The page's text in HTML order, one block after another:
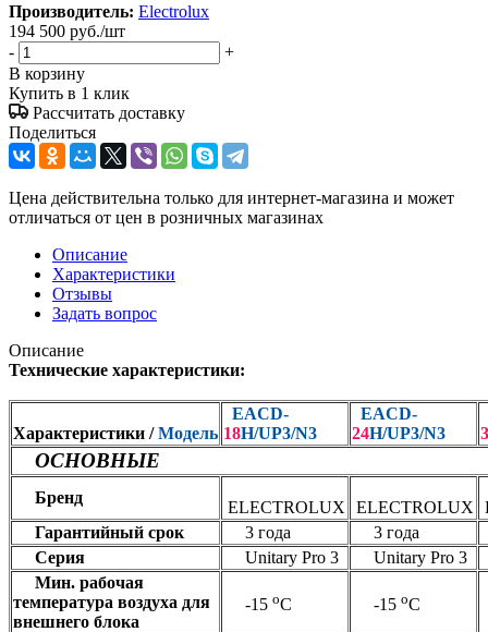
Производитель: Electrolux
194 500 руб./шт
-
+
В корзину
Купить в 1 клик
Рассчитать доставку
Поделиться
Цена действительна только для интернет-магазина и может
отличаться от цен в розничных магазинах
Описание
Характеристики
Отзывы
Задать вопрос
Описание
Технические характеристики:
Характеристики /Модель
EACD-
18H/UP3/N3
EACD-
24H/UP3/N3
ОСНОВНЫЕ
Бренд
ELECTROLUX ELECTROLUX
Гарантийный срок
3 года 3 года
Серия
Unitary Pro 3 Unitary Pro 3
Мин. рабочая
температура воздуха для
внешнего блока
-15 оС -15 оС